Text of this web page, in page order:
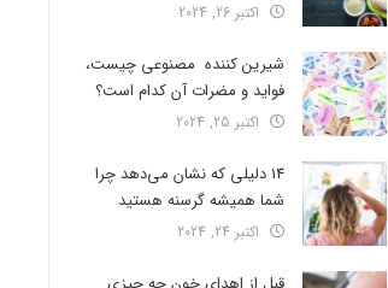
اکتبر 26, 2024
شیرین کننده مصنوعی چیست،
فواید و مضرات آن کدام است؟
اکتبر 25, 2024
14 دلیلی که نشان می‌دهد چرا
شما همیشه گرسنه هستید
اکتبر 24, 2024